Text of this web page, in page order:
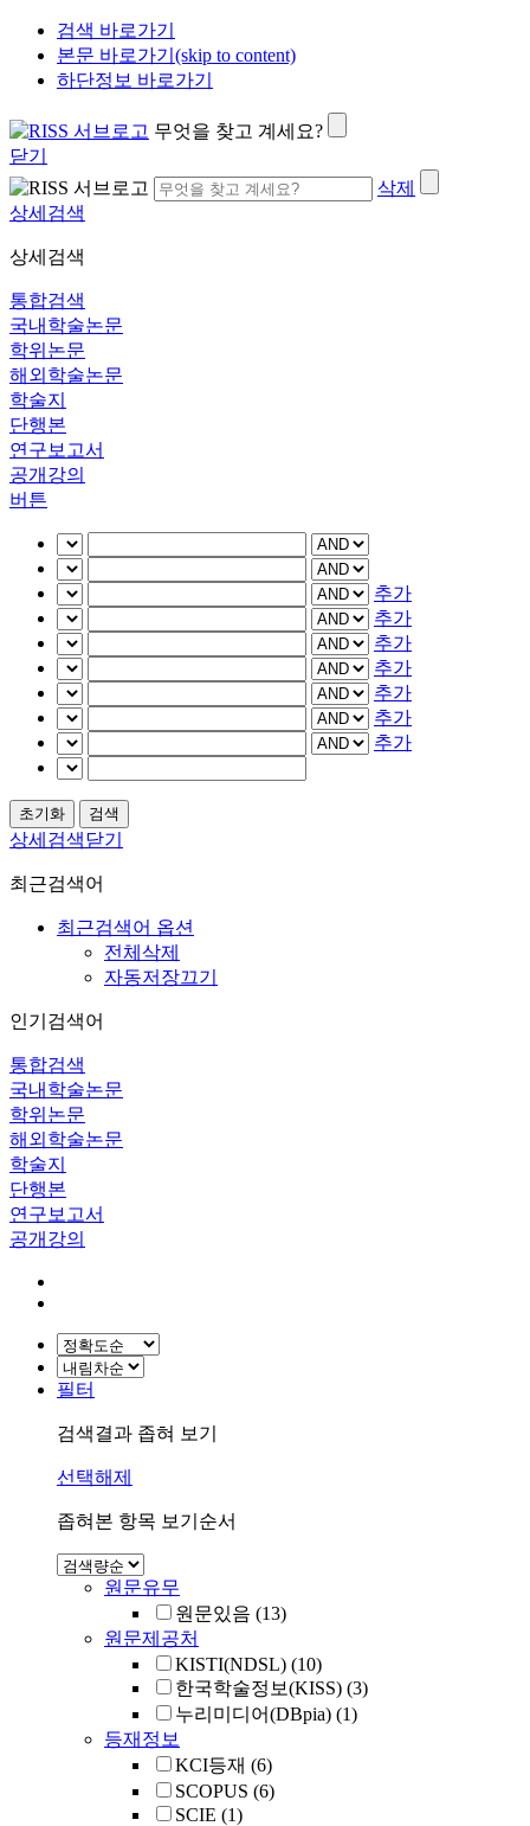
검색 바로가기
본문 바로가기(skip to content)
하단정보 바로가기
무엇을 찾고 계세요?
닫기
삭제
상세검색
상세검색
통합검색
국내학술논문
학위논문
해외학술논문
학술지
단행본
연구보고서
공개강의
버튼
추가
추가
추가
추가
추가
추가
추가
상세검색닫기
최근검색어
최근검색어 옵션
전체삭제
자동저장끄기
인기검색어
통합검색
국내학술논문
학위논문
해외학술논문
학술지
단행본
연구보고서
공개강의
필터
검색결과 좁혀 보기
선택해제
좁혀본 항목 보기순서
원문유무
원문있음 (13)
원문제공처
KISTI(NDSL) (10)
한국학술정보(KISS) (3)
누리미디어(DBpia) (1)
등재정보
KCI등재 (6)
SCOPUS (6)
SCIE (1)